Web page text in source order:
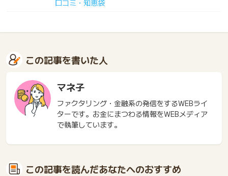
口コミ・知恵袋
この記事を書いた人
マネ子
ファクタリング・金融系の発信をするWEBライ
ターです。お金にまつわる情報をWEBメディア
で執筆しています。
この記事を読んだあなたへのおすすめ